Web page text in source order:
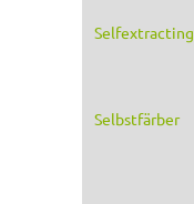
Selfextracting
Selbstfärber